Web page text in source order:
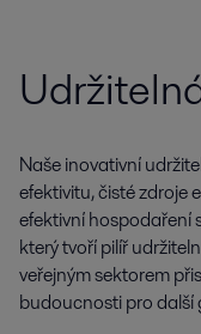
Naše inovativní
efektivitu, čisté zdroje
efektivní hospodaření
který tvoří pilíř
veřejným sektorem
budoucnosti pro další